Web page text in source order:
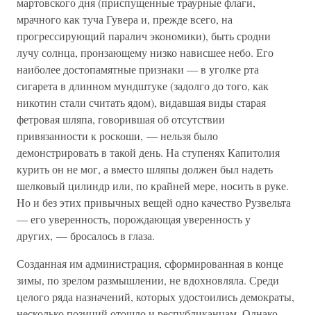
мрачного как туча Гувера и, прежде всего, на
прогрессирующий паралич экономики), быть сродни
лучу солнца, пронзающему низко нависшее небо. Его
наиболее достопамятные признаки — в уголке рта
сигарета в длинном мундштуке (задолго до того, как
никотин стали считать ядом), видавшая виды старая
фетровая шляпа, говорившая об отсутствии
привязанности к роскоши, — нельзя было
демонстрировать в такой день. На ступенях Капитолия
курить он не мог, а вместо шляпы должен был надеть
шелковый цилиндр или, по крайней мере, носить в руке.
Но и без этих привычных вещей одно качество Рузвельта
— его уверенность, порождающая уверенность у
других, — бросалось в глаза.
Созданная им администрация, сформированная в конце
зимы, по зрелом размышлении, не вдохновляла. Среди
целого ряда назначений, которых удостоились демократы,